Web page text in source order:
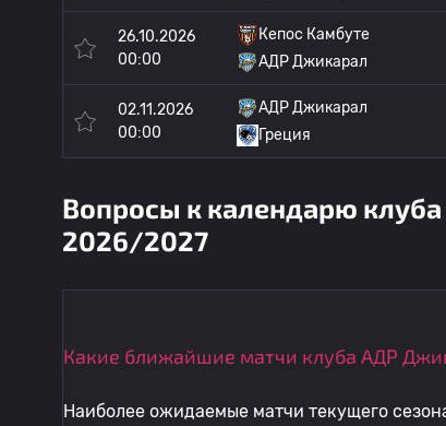
26.10.2026
00:00
Кепос Камбуте
АДР Джикарал
02.11.2026
00:00
АДР Джикарал
Греция
Вопросы к календарю
2026/2027
Какие ближайшие матчи клуба АДР
Наиболее ожидаемые матчи текущего